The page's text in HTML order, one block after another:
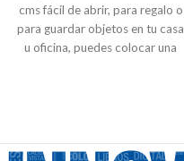
cms fácil de abrir, para regalo o
para guardar objetos en tu casa
u oficina, puedes colocar una